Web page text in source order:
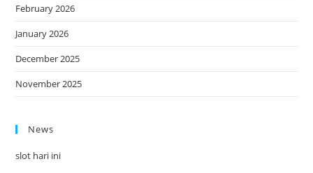
February 2026
January 2026
December 2025
November 2025
News
slot hari ini